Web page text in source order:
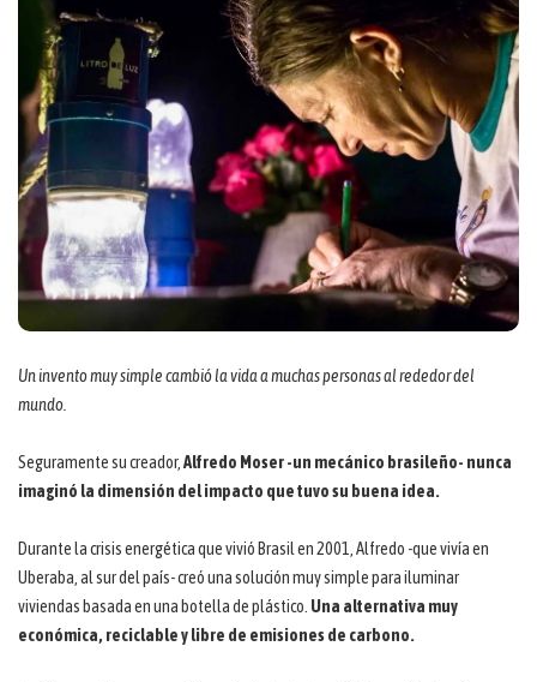
Un invento muy simple cambió la vida a muchas personas al rededor del
mundo.
Seguramente su creador,Alfredo Moser -un mecánico brasileño- nunca
imaginó la dimensión del impacto que tuvo su buena idea.
Durante la crisis energética que vivió Brasil en 2001, Alfredo -que vivía en
Uberaba, al sur del país- creó una solución muy simple para iluminar
viviendas basada en una botella de plástico. Una alternativa muy
económica, reciclable y libre de emisiones de carbono.